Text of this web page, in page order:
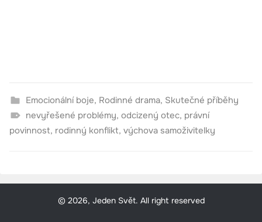
Emocionální boje, Rodinné drama, Skutečné příběhy
nevyřešené problémy, odcizený otec, právní
povinnost, rodinný konflikt, výchova samoživitelky
© 2026, Jeden Svět. All right reserved